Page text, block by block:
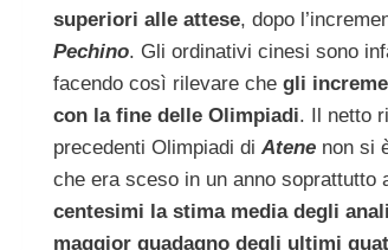
superiori alle attese, dopo
Pechino. Gli ordinativi cinesi sono
facendo così rilevare che gli
con la fine delle Olimpiadi. Il netto
precedenti Olimpiadi di Atenenon si
che era sceso in un anno soprattutto
centesimi la stima media degli
maggior guadagno degli ultimi